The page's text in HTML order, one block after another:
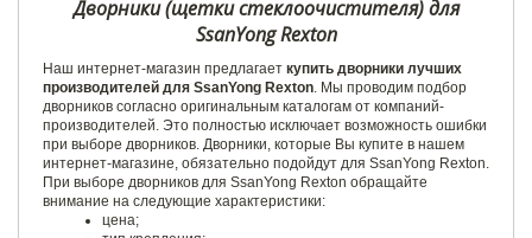
Дворники (щетки стеклоочистителя) для
SsanYong Rexton
Наш интернет-магазин предлагает купить дворники лучших
производителей для SsanYong Rexton. Мы проводим подбор
дворников согласно оригинальным каталогам от компаний-
производителей. Это полностью исключает возможность ошибки
при выборе дворников. Дворники, которые Вы купите в нашем
интернет-магазине, обязательно подойдут для SsanYong Rexton.
При выборе дворников для SsanYong Rexton обращайте
внимание на следующие характеристики:
цена;